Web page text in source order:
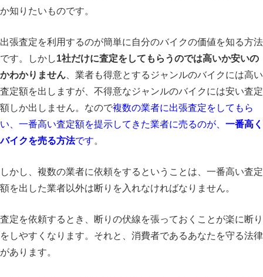
か知りたいものです。
出張査定を利用するのが簡単に自分のバイクの価値を知る方法
です。しかし1社だけに査定をしてもらうのでは高いか安いの
かわかりません 、業者も得意とするジャンルのバイクには高い
査定額を出しますが、不得意なジャンルのバイクには安い査定
額しか出しません。なので複数の業者に出張査定をしてもら
い、一番高い査定額を提示してきた業者に売るのが、 一番高く
バイクを売る方法です。
しかし、複数の業者に依頼をするということは、一番高い査定
額を出した業者以外は断りを入れなければなりません。
査定を依頼するとき、断りの伏線を張っておくことが楽に断り
をしやすくなります。それと、消費者であるあなたを守る法律
があります。